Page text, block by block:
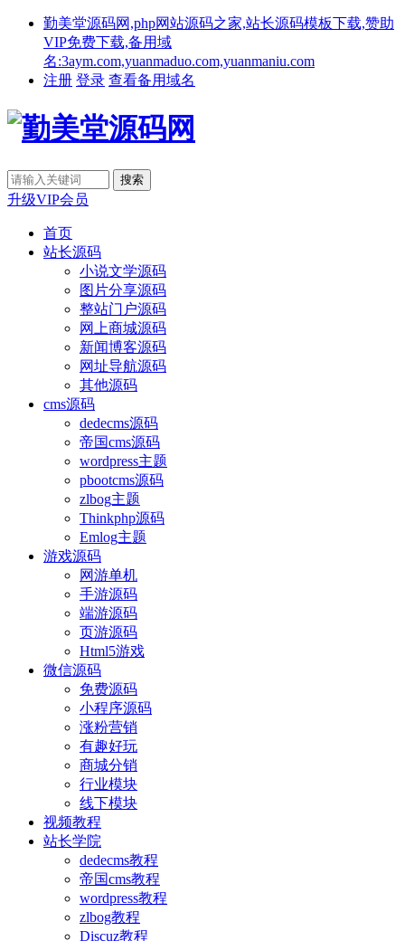
勤美堂源码网,php网站源码之家,站长源码模板下载,赞助
VIP免费下载,备用域
名:3aym.com,yuanmaduo.com,yuanmaniu.com
注册 登录 查看备用域名
升级VIP会员
首页
站长源码
小说文学源码
图片分享源码
整站门户源码
网上商城源码
新闻博客源码
网址导航源码
其他源码
cms源码
dedecms源码
帝国cms源码
wordpress主题
pbootcms源码
zlbog主题
Thinkphp源码
Emlog主题
游戏源码
网游单机
手游源码
端游源码
页游源码
Html5游戏
微信源码
免费源码
小程序源码
涨粉营销
有趣好玩
商城分销
行业模块
线下模块
视频教程
站长学院
dedecms教程
帝国cms教程
wordpress教程
zlbog教程
Discuz教程